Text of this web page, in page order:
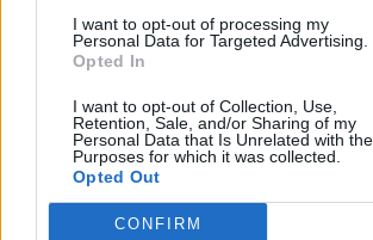
I want to opt-out of processing my
Personal Data for Targeted Advertising.
Opted In
I want to opt-out of Collection, Use,
Retention, Sale, and/or Sharing of my
Personal Data that Is Unrelated with the
Purposes for which it was collected.
Opted Out
CONFIRM